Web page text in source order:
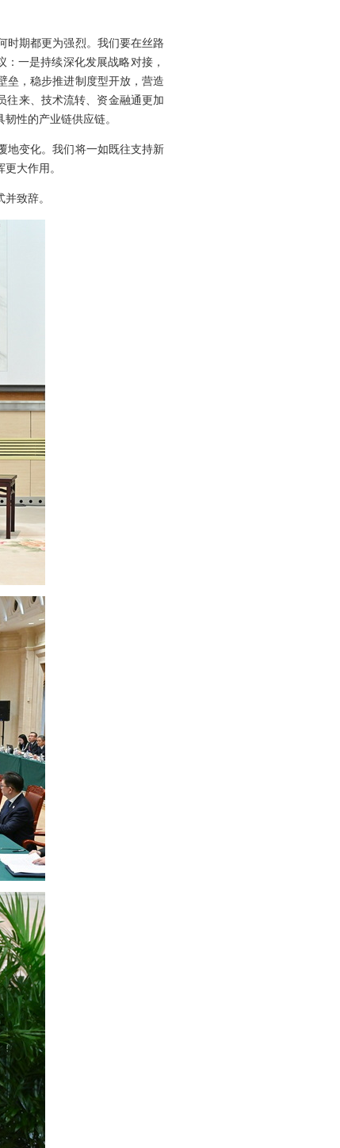
时期都更为强烈。我们要在丝路
一是持续深化发展战略对接，
垒，稳步推进制度型开放，营造
往来、技术流转、资金融通更加
性的产业链供应链。
地变化。我们将一如既往支持新
大作用。
致辞。